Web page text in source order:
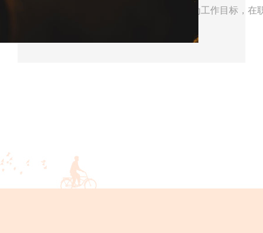
求，解决社会问题，化解社会矛盾”为工作目标，